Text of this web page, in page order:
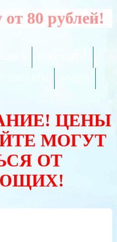
от 80 рублей!
ЦЕНЫ
МОГУТ
ОТ